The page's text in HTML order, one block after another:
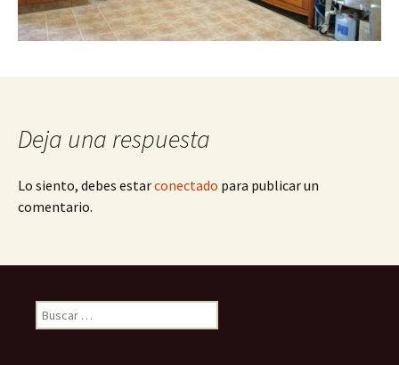
Deja una respuesta
Lo siento, debes estarconectado para publicar un
comentario.
Buscar: